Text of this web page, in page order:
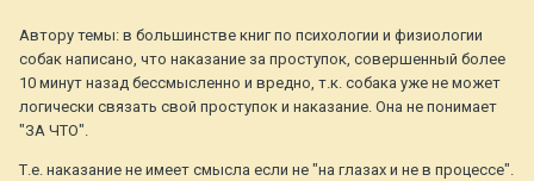
Автору темы: в большинстве книг по психологии и физиологии
собак написано, что наказание за проступок, совершенный более
10 минут назад бессмысленно и вредно, т.к. собака уже не может
логически связать свой проступок и наказание. Она не понимает
"ЗА ЧТО".
Т.е. наказание не имеет смысла если не "на глазах и не в процессе".